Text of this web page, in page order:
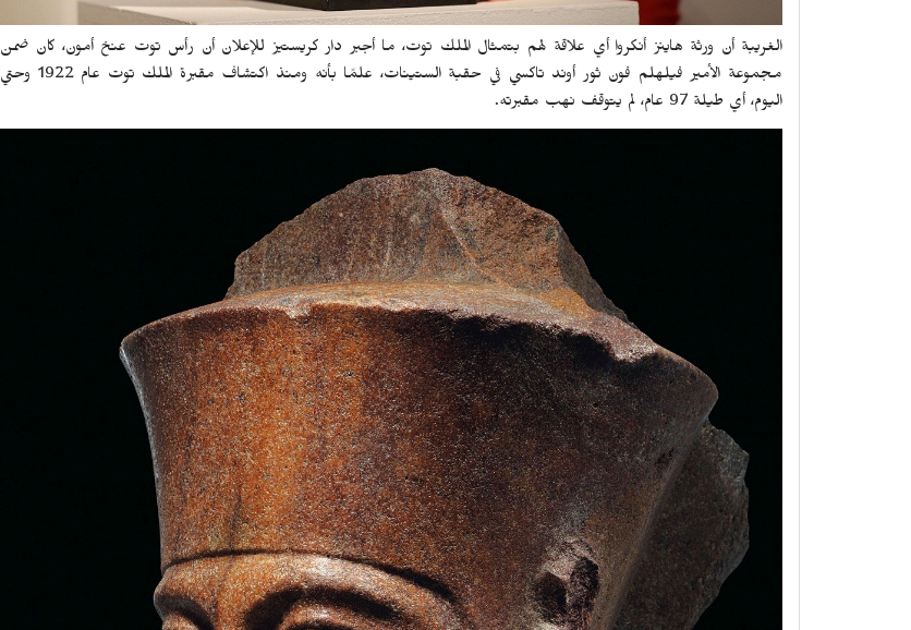
الغريبة أن ورثة هاينز أنكروا أي علاقة لهم بتمثال الملك توت، ما أجبر دار كريستيز للإعلان أن رأس توت عنخ أمون، كان ضمن
مجموعة الأمير فيلهلم فون ثور أوند تاكسي في حقبة الستينات، علمًا بأنه ومنذ اكتشاف مقبرة الملك توت عام 1922 وحتي
اليوم، أي طيلة 97 عام، لم يتوقف نهب مقبرته.